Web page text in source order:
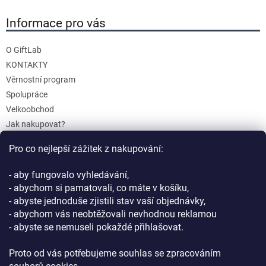
Pro co nejlepší zážitek z nakupování:
- aby fungovalo vyhledávání,
- abychom si pamatovali, co máte v košíku,
- abyste jednoduše zjistili stav vaší objednávky,
- abychom vás neobtěžovali nevhodnou reklamou
- abyste se nemuseli pokaždé přihlašovat.
Proto od vás potřebujeme souhlas se zpracováním
u
Informace pro vás
O GiftLab
KONTAKTY
Věrnostní program
Spolupráce
Velkoobchod
Jak nakupovat?
Reklamace a Vrácení
Podmínky ochrany osobních údajů